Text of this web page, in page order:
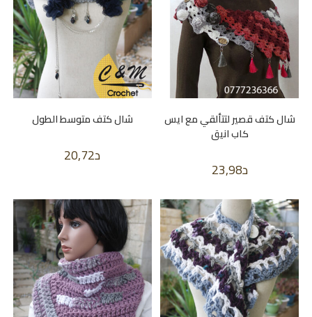
شال كتف قصير لتتألقي مع ايس
كاب انيق
د23,98
شال كتف متوسط الطول
د20,72